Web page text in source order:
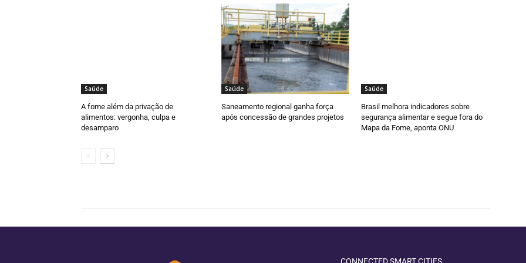
Saúde
A fome além da privação de
alimentos: vergonha, culpa e
desamparo
Saúde
Saneamento regional ganha força
após concessão de grandes projetos
Saúde
Brasil melhora indicadores sobre
segurança alimentar e segue fora do
Mapa da Fome, aponta ONU
CONNECTED SMART CITIES